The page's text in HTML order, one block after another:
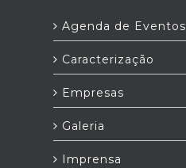
Agenda de Eventos
Caracterização
Empresas
Galeria
Imprensa